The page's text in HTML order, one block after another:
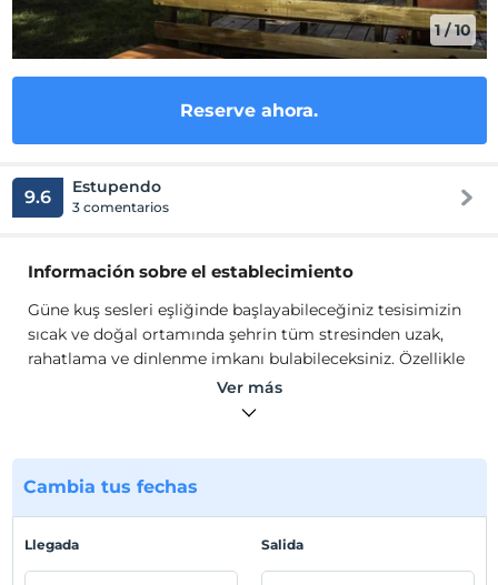
1/10
Reserve ahora.
9.6 Estupendo
3 comentarios
Información sobre el establecimiento
Güne kuş sesleri eşliğinde başlayabileceğiniz tesisimizin
sıcak ve doğal ortamında şehrin tüm stresinden uzak,
rahatlama ve dinlenme imkanı bulabileceksiniz. Özellikle
havuz yanında geniş bir bahçede yer alan hamak ve
oturma yerleri size dinlenme ve keyif yapma imkanı
okuyabilir, havuzumuzda serinleyebilir, kahvenizi
yudumlayabilir, soğuk içecekler tadarak tatilin keyfine
varabilirsiniz. Siz dinlenirken, çocuklarınız
pansiyonumuzun bahçesinde bulunan oyun grubunda
Ver más
Cambia tus fechas
Llegada Salida